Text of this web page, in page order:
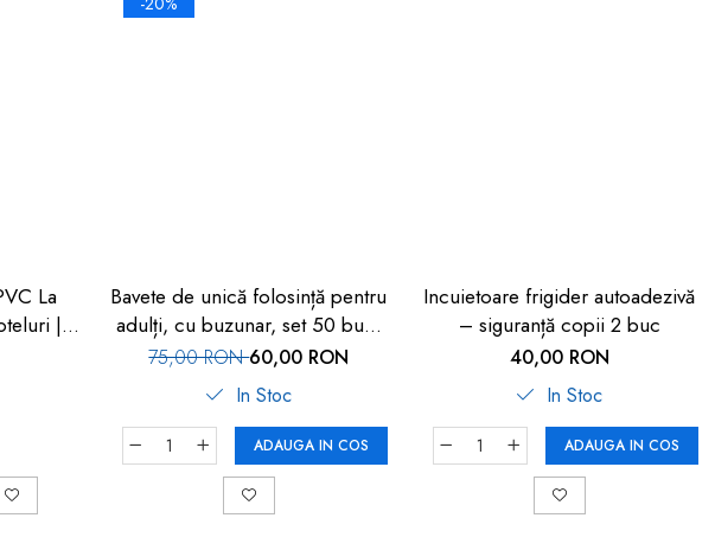
La
|
Bavete de unică folosință pentru
adulți, cu buzunar, set 50 buc,
FM-108
75,00 RON60,00 RON
In Stoc
ADAUGA IN COS
Incuietoare frigider autoadezivă
– siguranță copii 2 buc
40,00 RON
In Stoc
ADAUGA IN COS